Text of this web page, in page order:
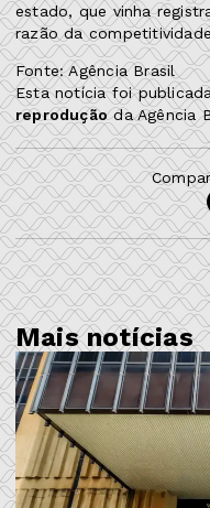
estado, que vinha
razão da
Fonte: Agência Brasil
Esta notícia foi
reproduçãoda Agência
Mais notícias